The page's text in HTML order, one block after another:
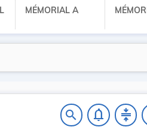
MÉMORIAL A
search notifications_none compress